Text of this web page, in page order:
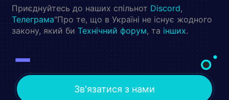
Приєднуйтесь до наших спільнот Discord,
Телеграма"Про те, що в Україні не існує жодного
закону, який би Технічний форум, та інших.
Зв'язатися з нами